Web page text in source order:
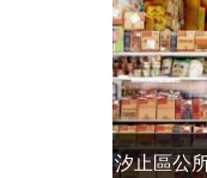
汐止區公